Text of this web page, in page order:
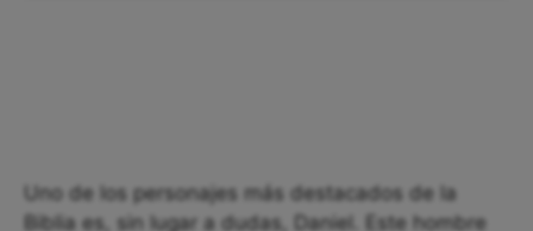
Uno de los personajes más destacados de la
Biblia es, sin lugar a dudas, Daniel. Este hombre